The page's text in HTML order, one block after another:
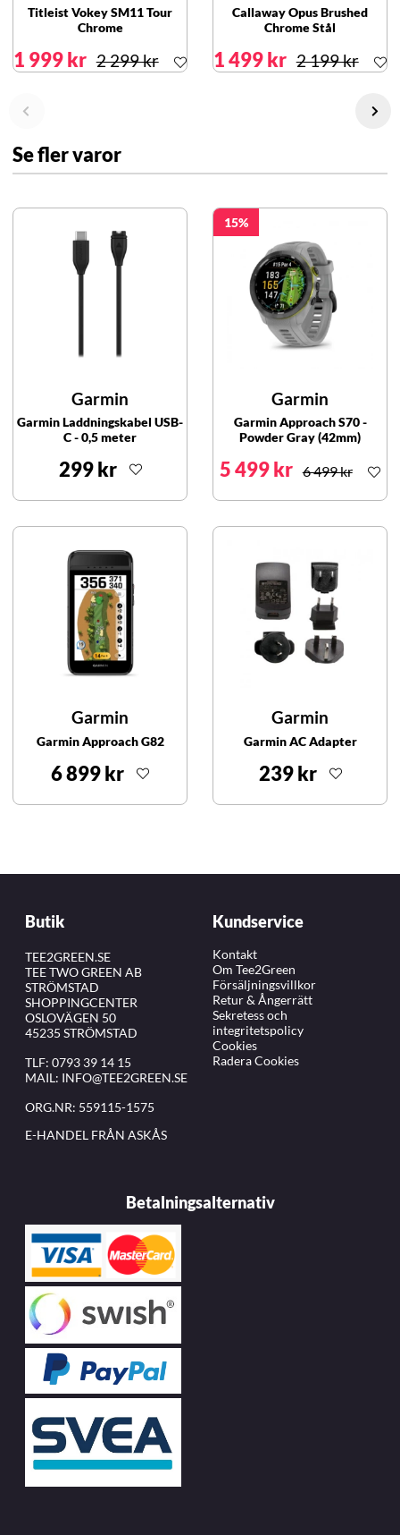
Titleist Vokey SM11 Tour
Chrome
1 999 kr 2 299 kr
Callaway Opus Brushed
Chrome Stål
1 499 kr 2 199 kr
Se fler varor
Garmin
Garmin Laddningskabel USB-
C - 0,5 meter
299 kr
15
Garmin
Garmin Approach S70 -
Powder Gray (42mm)
5 499 kr 6 499 kr
Garmin
Garmin Approach G82
6 899 kr
Garmin
Garmin AC Adapter
239 kr
Butik
TEE2GREEN.SE
TEE TWO GREEN AB
STRÖMSTAD
SHOPPINGCENTER
OSLOVÄGEN 50
45235 STRÖMSTAD
TLF: 0793 39 14 15
MAIL: INFO@TEE2GREEN.SE
ORG.NR: 559115-1575
E-HANDEL FRÅN ASKÅS
Kundservice
Kontakt
Om Tee2Green
Försäljningsvillkor
Retur & Ångerrätt
Sekretess och
integritetspolicy
Cookies
Radera Cookies
Betalningsalternativ